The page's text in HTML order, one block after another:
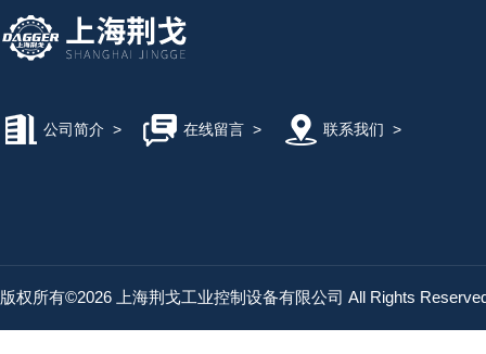
公司简介 > 在线留言> 联系我们 >
版权所有©2026 上海荆戈工业控制设备有限公司 All Rights